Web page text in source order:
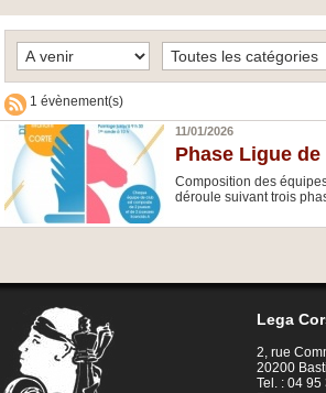
1 évènement(s)
11/01/2026
Phase Ligue
Composition des
déroule suivant trois
Lega
2, rue
20200
Tel. : 04 95